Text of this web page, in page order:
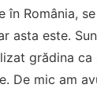
în România,
asta este.
grădina ca
De mic am